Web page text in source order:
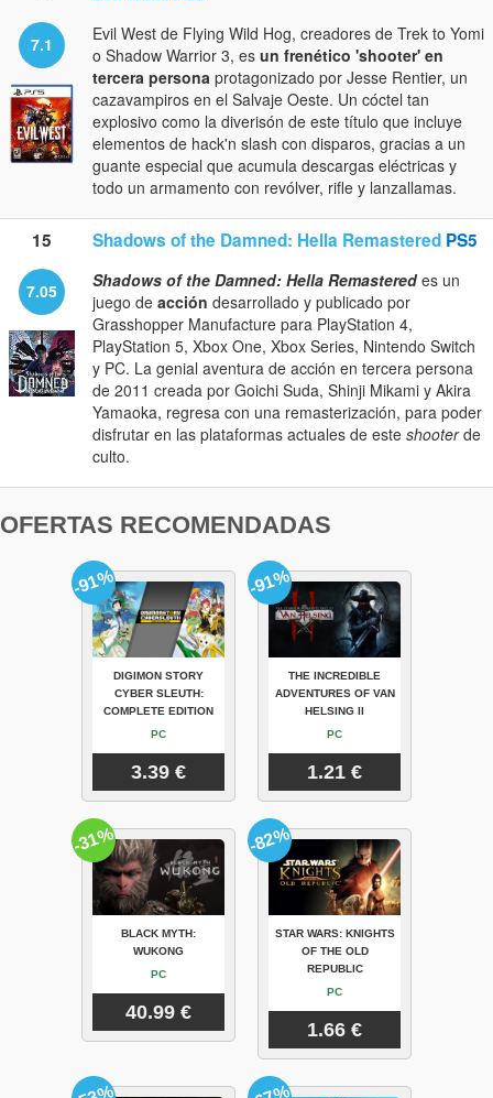
7.1
Evil West de Flying Wild Hog, creadores de Trek to Yomi
o Shadow Warrior 3, es un frenético 'shooter' en
tercera persona protagonizado por Jesse Rentier, un
cazavampiros en el Salvaje Oeste. Un cóctel tan
explosivo como la diverisón de este título que incluye
elementos de hack'n slash con disparos, gracias a un
guante especial que acumula descargas eléctricas y
todo un armamento con revólver, rifle y lanzallamas.
15 Shadows of the Damned: Hella Remastered PS5
7.05 Shadows of the Damned: Hella Remasteredes un
juego de acción desarrollado y publicado por
Grasshopper Manufacture para PlayStation 4,
PlayStation 5, Xbox One, Xbox Series, Nintendo Switch
y PC. La genial aventura de acción en tercera persona
de 2011 creada por Goichi Suda, Shinji Mikami y Akira
Yamaoka, regresa con una remasterización, para poder
disfrutar en las plataformas actuales de este shooterde
culto.
OFERTAS RECOMENDADAS
DIGIMON STORY
CYBER SLEUTH:
COMPLETE EDITION
PC
3.39 €
-91%
THE INCREDIBLE
ADVENTURES OF VAN
HELSING II
PC
1.21 €
-91%
BLACK MYTH:
WUKONG
PC
40.99 €
-31%
STAR WARS: KNIGHTS
OF THE OLD
REPUBLIC
PC
1.66 €
-82%